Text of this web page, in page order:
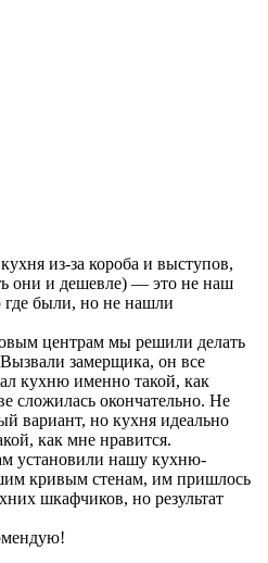
из-за короба и выступов,
они и дешевле) — это не наш
были, но не нашли
центрам мы решили делать
замерщика, он все
кухню именно такой, как
сложилась окончательно. Не
вариант, но кухня идеально
как мне нравится.
установили нашу кухню-
кривым стенам, им пришлось
шкафчиков, но результат